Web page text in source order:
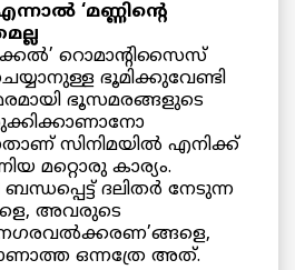
‘മണ്ണിന്റെ
റൊമാന്റിസൈസ്
ഭൂമിക്കുവേണ്ടി
ഭൂസമരങ്ങളുടെ
സിനിമയിൽ എനിക്ക്
മറ്റൊരു കാര്യം.
ദലിതർ നേടുന്ന
അവരുടെ
‘നഗരവൽക്കരണ’ങ്ങളെ,
ഒന്നത്രേ അത്.